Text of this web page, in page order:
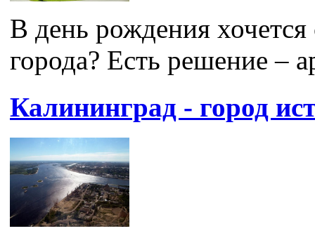
В день рождения
города? Есть решение –
Калининград - город